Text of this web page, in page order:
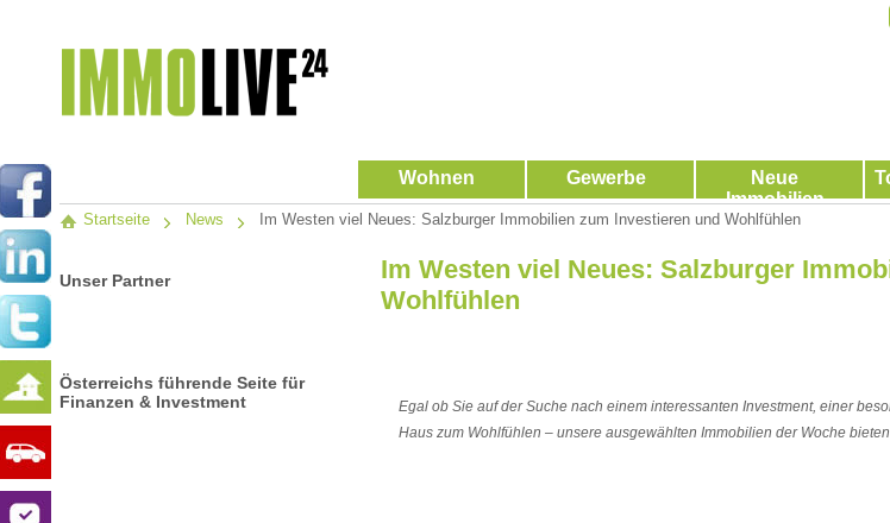
Wohnen Gewerbe
Neue
Immobilien
Startseite News Im Westen viel Neues: Salzburger Immobilien zum Investieren und Wohlfühlen
Unser Partner
Österreichs führende Seite für
Finanzen & Investment
Im Westen viel Neues: Salzburger
Wohlfühlen
Egal ob Sie auf der Suche nach einem interessanten Investment, einer
Haus zum Wohlfühlen – unsere ausgewählten Immobilien der Woche